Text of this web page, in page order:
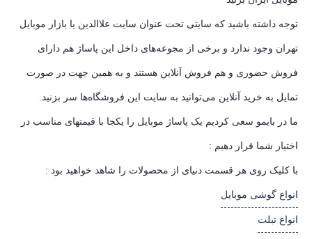
توجه داشته باشید که سایتی تحت عنوان سایت علاالدین یا بازار موبایل
تهران وجود ندارد و برخی از مجوعه‌های داخل این پاساژ هم دارای
فروش حضوری و هم فروش آنلاین هستند و به همین جهت در صورت
تمایل به خرید آنلاین می‌توانید به سایت این فروشگاه‌ها سر بزنید.
ما در بایمو سعی کردیم یک پاساژ موبایل را یکجا با قیمتهای مناسب در
اختیار شما قرار دهیم :
با کلیک روی هر قسمت دنیای از محصولات را شاهد خواهید بود :
انواع گوشی موبایل
انواع تبلت